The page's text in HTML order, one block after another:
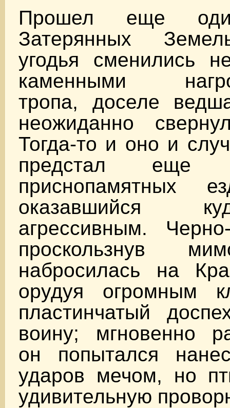
Прошел еще
Затерянных
угодья сменились
каменными
тропа, доселе
неожиданно
Тогда-то и оно и
предстал еще
приснопамятных
оказавшийся
агрессивным.
проскользнув
набросилась на
орудуя огромным
пластинчатый
воину; мгновенно
он попытался
ударов мечом, но
удивительную